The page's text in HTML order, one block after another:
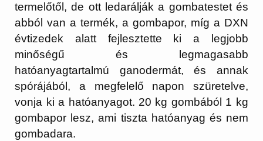
termelőtől, de ott ledarálják a gombatestet és
abból van a termék, a gombapor, míg a DXN
évtizedek alatt fejlesztette ki a legjobb
minőségű és legmagasabb
hatóanyagtartalmú ganodermát, és annak
spórájából, a megfelelő napon szüretelve,
vonja ki a hatóanyagot. 20 kg gombából 1 kg
gombapor lesz, ami tiszta hatóanyag és nem
gombadara.